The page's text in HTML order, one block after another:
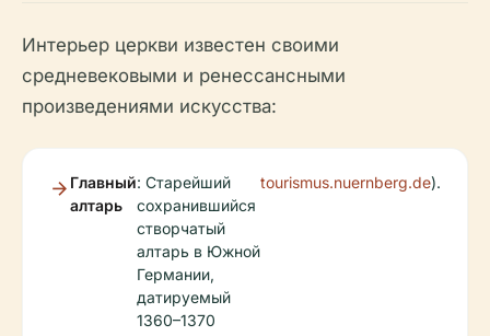
Интерьер церкви известен своими
средневековыми и ренессансными
произведениями искусства:
Главный
алтарь
: Старейший
сохранившийся
створчатый
алтарь в Южной
Германии,
датируемый
1360–1370
tourismus.nuernberg.de).